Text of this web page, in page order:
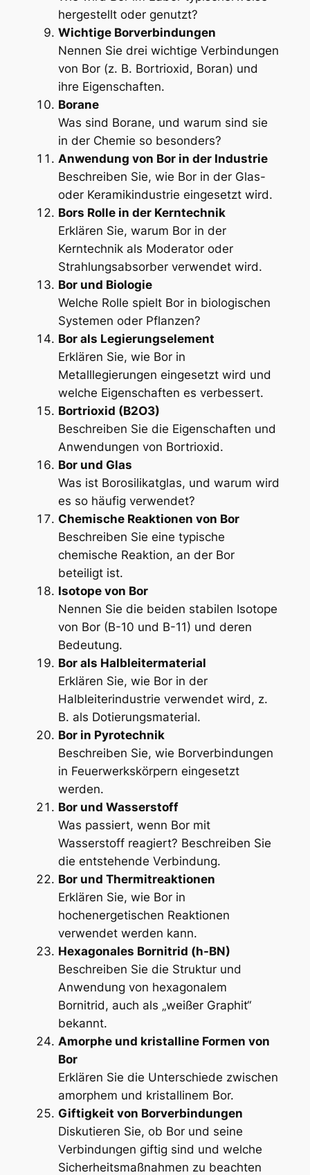
hergestellt oder genutzt?
Wichtige Borverbindungen
Nennen Sie drei wichtige Verbindungen
von Bor (z. B. Bortrioxid, Boran) und
ihre Eigenschaften.
Borane
Was sind Borane, und warum sind sie
in der Chemie so besonders?
Anwendung von Bor in der Industrie
Beschreiben Sie, wie Bor in der Glas-
oder Keramikindustrie eingesetzt wird.
Bors Rolle in der Kerntechnik
Erklären Sie, warum Bor in der
Kerntechnik als Moderator oder
Strahlungsabsorber verwendet wird.
Bor und Biologie
Welche Rolle spielt Bor in biologischen
Systemen oder Pflanzen?
Bor als Legierungselement
Erklären Sie, wie Bor in
Metalllegierungen eingesetzt wird und
welche Eigenschaften es verbessert.
Bortrioxid (B2O3)
Beschreiben Sie die Eigenschaften und
Anwendungen von Bortrioxid.
Bor und Glas
Was ist Borosilikatglas, und warum wird
es so häufig verwendet?
Chemische Reaktionen von Bor
Beschreiben Sie eine typische
chemische Reaktion, an der Bor
beteiligt ist.
Isotope von Bor
Nennen Sie die beiden stabilen Isotope
von Bor (B-10 und B-11) und deren
Bedeutung.
Bor als Halbleitermaterial
Erklären Sie, wie Bor in der
Halbleiterindustrie verwendet wird, z.
B. als Dotierungsmaterial.
Bor in Pyrotechnik
Beschreiben Sie, wie Borverbindungen
in Feuerwerkskörpern eingesetzt
werden.
Bor und Wasserstoff
Was passiert, wenn Bor mit
Wasserstoff reagiert? Beschreiben Sie
die entstehende Verbindung.
Bor und Thermitreaktionen
Erklären Sie, wie Bor in
hochenergetischen Reaktionen
verwendet werden kann.
Hexagonales Bornitrid (h-BN)
Beschreiben Sie die Struktur und
Anwendung von hexagonalem
Bornitrid, auch als „weißer Graphit“
bekannt.
Amorphe und kristalline Formen von
Bor
Erklären Sie die Unterschiede zwischen
amorphem und kristallinem Bor.
Giftigkeit von Borverbindungen
Diskutieren Sie, ob Bor und seine
Verbindungen giftig sind und welche
Sicherheitsmaßnahmen zu beachten